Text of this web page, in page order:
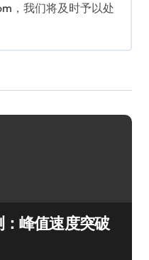
，我们将及时予以处
：峰值速度突破